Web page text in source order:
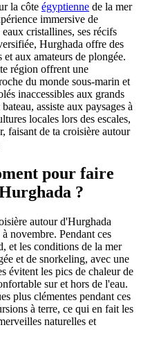
la côte égyptienne de la mer
immersive de
cristallines, ses récifs
Hurghada offre des
aux amateurs de plongée.
région offrent une
du monde sous-marin et
inaccessibles aux grands
assiste aux paysages à
locales lors des escales,
faisant de ta croisière autour
pour faire
?
autour d'Hurghada
novembre. Pendant ces
et les conditions de la mer
et de snorkeling, avec une
évitent les pics de chaleur de
sur et hors de l'eau.
plus clémentes pendant ces
à terre, ce qui en fait les
naturelles et